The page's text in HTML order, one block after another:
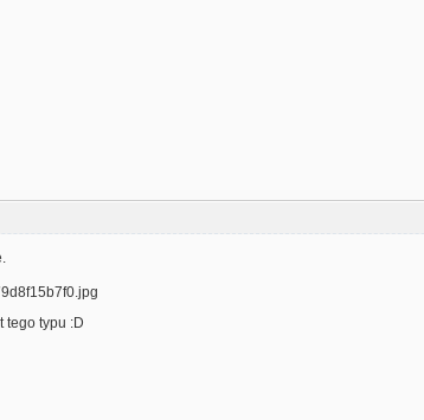
tego typu :D